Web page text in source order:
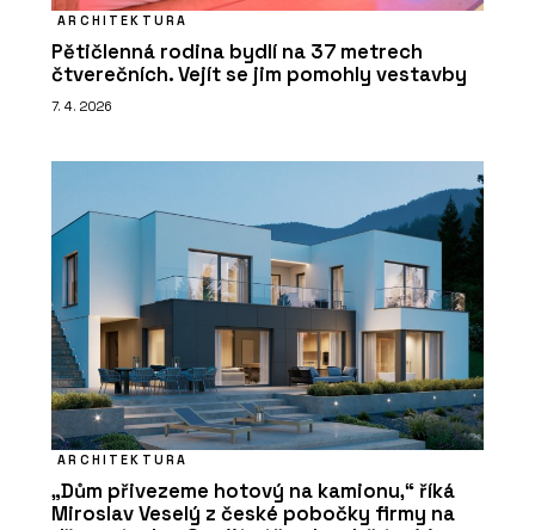
ARCHITEKTURA
Pětičlenná rodina bydlí na 37 metrech
čtverečních. Vejít se jim pomohly vestavby
7. 4. 2026
ARCHITEKTURA
„Dům přivezeme hotový na kamionu,“ říká
Miroslav Veselý z české pobočky firmy na